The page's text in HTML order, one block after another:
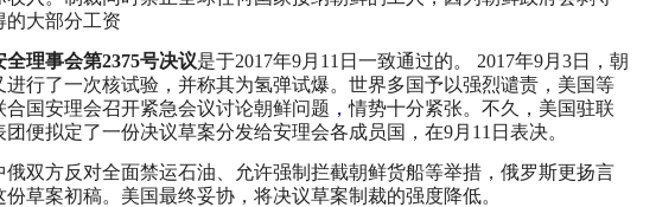
的大部分工资
全理事会第2375号决议是于2017年9月11日一致通过的。 2017年9月3日，朝
进行了一次核试验，并称其为氢弹试爆。世界多国予以强烈谴责，美国等
合国安理会召开紧急会议讨论朝鲜问题 ，情势十分紧张。不久，美国驻联
团便拟定了一份决议草案分发给安理会各成员国，在9月11日表决。
俄双方反对全面禁运石油、允许强制拦截朝鲜货船等举措，俄罗斯更扬言
份草案初稿。美国最终妥协，将决议草案制裁的强度降低。